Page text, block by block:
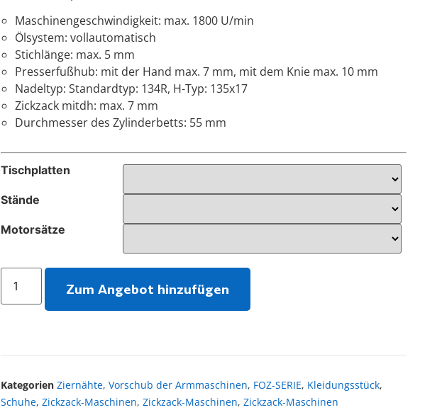
Maschinengeschwindigkeit: max. 1800 U/min
Ölsystem: vollautomatisch
Stichlänge: max. 5 mm
Presserfußhub: mit der Hand max. 7 mm, mit dem Knie max. 10 mm
Nadeltyp: Standardtyp: 134R, H-Typ: 135x17
Zickzack mitdh: max. 7 mm
Durchmesser des Zylinderbetts: 55 mm
Tischplatten
Stände
Motorsätze
Zum Angebot hinzufügen
Kategorien Ziernähte, Vorschub der Armmaschinen, FOZ-SERIE, Kleidungsstück,
Schuhe, Zickzack-Maschinen, Zickzack-Maschinen, Zickzack-Maschinen